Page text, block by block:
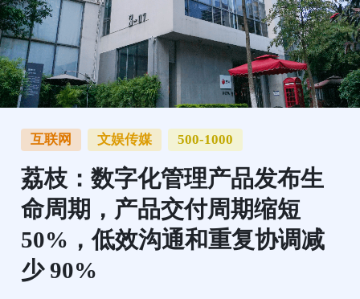
互联网 文娱传媒 500-1000
荔枝：数字化管理产品发布生
命周期，产品交付周期缩短
50%，低效沟通和重复协调减
少 90%